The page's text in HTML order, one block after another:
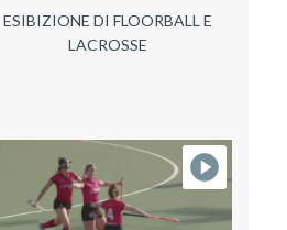
ESIBIZIONE DI FLOORBALL E
LACROSSE